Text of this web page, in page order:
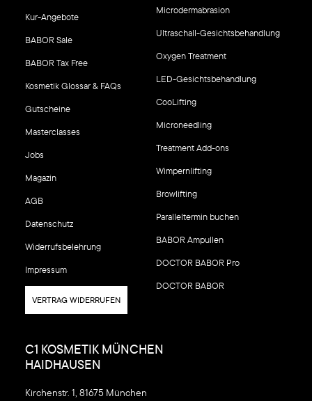
Kur-Angebote
BABOR Sale
BABOR Tax Free
Kosmetik Glossar & FAQs
Gutscheine
Masterclasses
Jobs
Magazin
AGB
Datenschutz
Widerrufsbelehrung
Impressum
VERTRAG WIDERRUFEN
Microdermabrasion
Ultraschall-Gesichtsbehandlung
Oxygen Treatment
LED-Gesichtsbehandlung
CooLifting
Microneedling
Treatment Add-ons
Wimpernlifting
Browlifting
Paralleltermin buchen
BABOR Ampullen
DOCTOR BABOR Pro
DOCTOR BABOR
C1 KOSMETIK MÜNCHEN
HAIDHAUSEN
Kirchenstr. 1, 81675 München